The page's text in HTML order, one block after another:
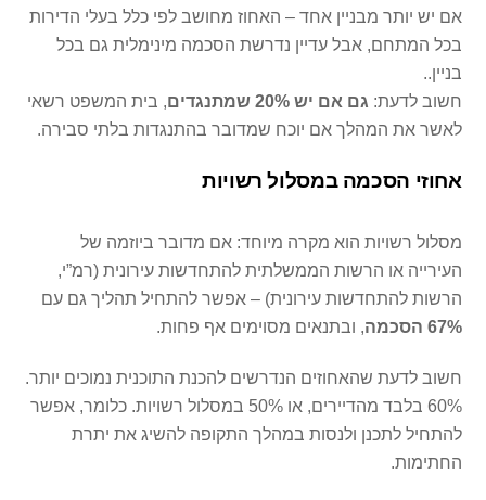
אם יש יותר מבניין אחד – האחוז מחושב לפי כלל בעלי הדירות
בכל המתחם, אבל עדיין נדרשת הסכמה מינימלית גם בכל
בניין..
חשוב לדעת: גם אם יש 20% שמתנגדים
, בית המשפט רשאי
לאשר את המהלך אם יוכח שמדובר בהתנגדות בלתי סבירה.
אחוזי הסכמה במסלול רשויות
מסלול רשויות הוא מקרה מיוחד: אם מדובר ביוזמה של
העירייה או הרשות הממשלתית להתחדשות עירונית (רמ”י,
הרשות להתחדשות עירונית) – אפשר להתחיל תהליך גם עם
67% הסכמה
, ובתנאים מסוימים אף פחות.
חשוב לדעת שהאחוזים הנדרשים להכנת התוכנית נמוכים יותר.
60% בלבד מהדיירים, או 50% במסלול רשויות. כלומר, אפשר
להתחיל לתכנן ולנסות במהלך התקופה להשיג את יתרת
החתימות.